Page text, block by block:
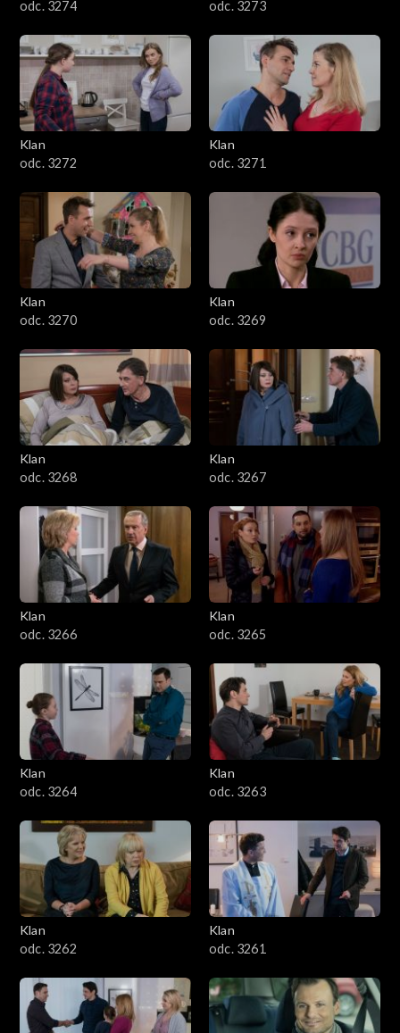
odc. 3274 odc. 3273
Klan
odc. 3272
Klan
odc. 3271
Klan
odc. 3270
Klan
odc. 3269
Klan
odc. 3268
Klan
odc. 3267
Klan
odc. 3266
Klan
odc. 3265
Klan
odc. 3264
Klan
odc. 3263
Klan
odc. 3262
Klan
odc. 3261